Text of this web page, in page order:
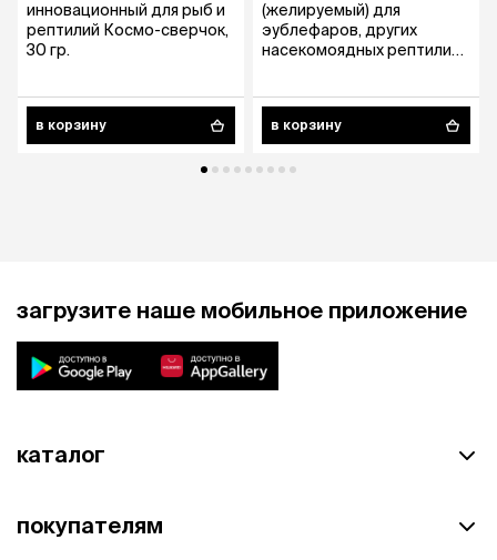
инновационный для рыб и
рептилий Космо-сверчок,
30 гр.
в корзину
(желируемый) для
эублефаров, других
насекомоядных рептилий
в корзину
загрузите наше мобильное приложение
каталог
покупателям